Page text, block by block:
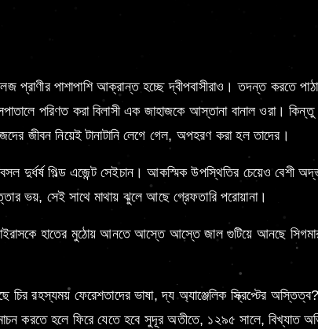
পাশাপাশি আক্রান্ত হচ্ছে দ্বীপবাসীরাও। তদন্ত করতে
পরিণত করা বিলাসী এক জাহাজকে আস্তানা বানাল ওরা।
জীবন নিয়েই টানাটানি লেগে গেল, অপহরণ করা হল তাদের।
বসল দুর্ধর্ষ গিল্ড এজেন্ট সেইচান। আকস্মিক উপস্থিতির চেয়েও
ভয়, সেই সাথে মাথায় ঝুলে আছে গ্রেফতারি পরোয়ানা।
হাতের মুঠোয় আনতে আস্তে আস্তে জাল গুটিয়ে আনছে
রহস্যময় ফেরেশতাদের ভাষা, দ্য অ্যাঞ্জেলিক স্ক্রিপ্টের
করতে হলে ফিরে যেতে হবে সুদূর অতীতে, ১২৯৫ সালে, বিখ্যাত